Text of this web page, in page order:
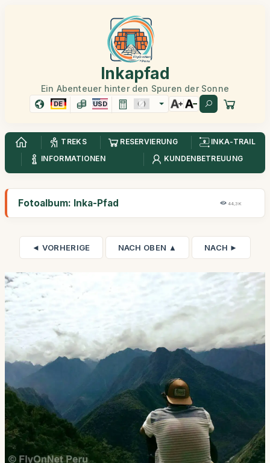
Inkapfad
Ein Abenteuer hinter den Spuren der Sonne
DE USD
TREKS RESERVIERUNG
INKA-TRAIL
INFORMATIONEN
KUNDENBETREUUNG
Fotoalbum: Inka-Pfad 44,3K
◄ VORHERIGE NACH OBEN ▲ NACH ►